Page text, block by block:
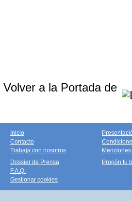
Volver a la Portada de
Inicio
Contacto
Trabaja con nosotros
Dossier de Prensa
F.A.Q.
Gestionar cookies
Propón tu